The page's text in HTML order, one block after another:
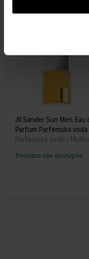
Jil Sander Sun Men Eau
Parfum Parfemska voda
Parfemske vode -
Trenutno nije dostupno